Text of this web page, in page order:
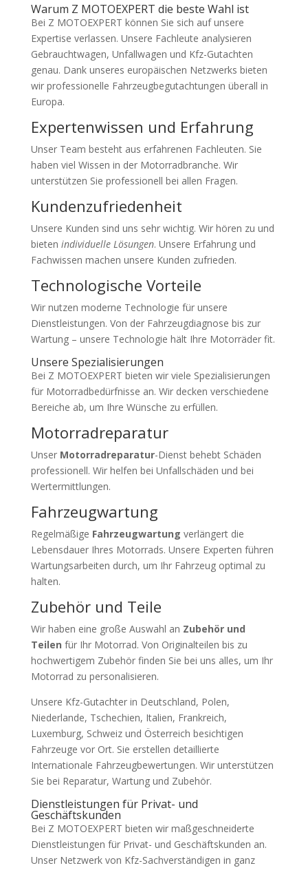
Warum Z MOTOEXPERT die beste Wahl ist
Bei Z MOTOEXPERT können Sie sich auf unsere
Expertise verlassen. Unsere Fachleute analysieren
Gebrauchtwagen, Unfallwagen und Kfz-Gutachten
genau. Dank unseres europäischen Netzwerks bieten
wir professionelle Fahrzeugbegutachtungen überall in
Europa.
Expertenwissen und Erfahrung
Unser Team besteht aus erfahrenen Fachleuten. Sie
haben viel Wissen in der Motorradbranche. Wir
unterstützen Sie professionell bei allen Fragen.
Kundenzufriedenheit
Unsere Kunden sind uns sehr wichtig. Wir hören zu und
bieten individuelle Lösungen. Unsere Erfahrung und
Fachwissen machen unsere Kunden zufrieden.
Technologische Vorteile
Wir nutzen moderne Technologie für unsere
Dienstleistungen. Von der Fahrzeugdiagnose bis zur
Wartung – unsere Technologie hält Ihre Motorräder fit.
Unsere Spezialisierungen
Bei Z MOTOEXPERT bieten wir viele Spezialisierungen
für Motorradbedürfnisse an. Wir decken verschiedene
Bereiche ab, um Ihre Wünsche zu erfüllen.
Motorradreparatur
Unser Motorradreparatur-Dienst behebt Schäden
professionell. Wir helfen bei Unfallschäden und bei
Wertermittlungen.
Fahrzeugwartung
Regelmäßige Fahrzeugwartung verlängert die
Lebensdauer Ihres Motorrads. Unsere Experten führen
Wartungsarbeiten durch, um Ihr Fahrzeug optimal zu
halten.
Zubehör und Teile
Wir haben eine große Auswahl an Zubehör und
Teilen für Ihr Motorrad. Von Originalteilen bis zu
hochwertigem Zubehör finden Sie bei uns alles, um Ihr
Motorrad zu personalisieren.
Unsere Kfz-Gutachter in Deutschland, Polen,
Niederlande, Tschechien, Italien, Frankreich,
Luxemburg, Schweiz und Österreich besichtigen
Fahrzeuge vor Ort. Sie erstellen detaillierte
Internationale Fahrzeugbewertungen. Wir unterstützen
Sie bei Reparatur, Wartung und Zubehör.
Dienstleistungen für Privat- und
Geschäftskunden
Bei Z MOTOEXPERT bieten wir maßgeschneiderte
Dienstleistungen für Privat- und Geschäftskunden an.
Unser Netzwerk von Kfz-Sachverständigen in ganz